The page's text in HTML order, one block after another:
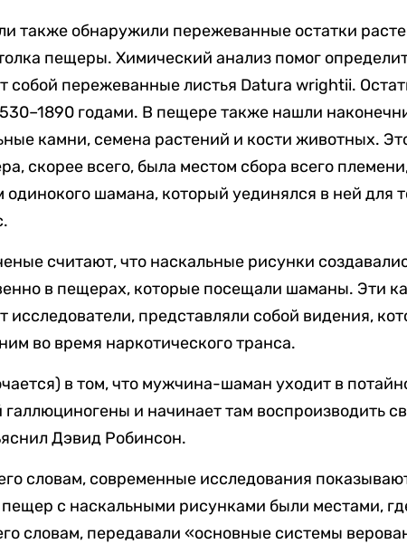
также обнаружили пережеванные остатки
пещеры. Химический анализ помог
собой пережеванные листья Datura wrightii.
годами. В пещере также нашли
камни, семена растений и кости животных.
скорее всего, была местом сбора всего
шамана, который уединялся в ней для
считают, что наскальные рисунки
в пещерах, которые посещали шаманы. Эти
исследователи, представляли собой видения,
во время наркотического транса.
в том, что мужчина-шаман уходит в
галлюциногены и начинает там воспроизводить
Дэвид Робинсон.
словам, современные исследования
с наскальными рисунками были местами,
словам, передавали «основные системы